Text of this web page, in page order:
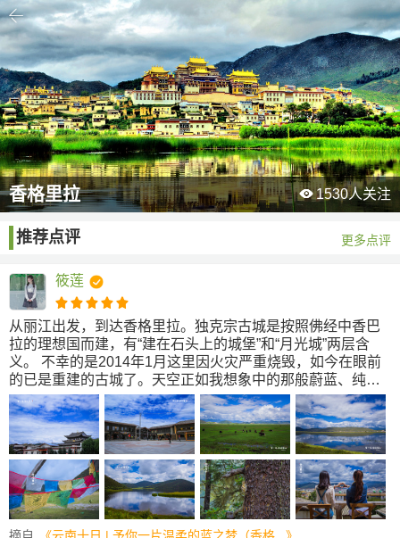

香格里拉 1530人关注
推荐点评 更多点评
筱莲
从丽江出发，到达香格里拉。独克宗古城是按照佛经中香巴
拉的理想国而建，有“建在石头上的城堡”和“月光城”两层含
义。 不幸的是2014年1月这里因火灾严重烧毁，如今在眼前
的已是重建的古城了。天空正如我想象中的那般蔚蓝、纯
净、通透。 正午的太阳晒在身上暖暖的，我们吃过饭后穿过
古城寻找提前订好的青旅。 入住后去纳帕海环湖，租了电瓶
车说走就走。租电瓶车价格会比大理稍贵一些，60-80元。纳
帕海伊拉草原，是滇西北最大的春季牧场，旱季是湿地草
甸，雨季是湖泊。无需门票。纳帕海，意料之外的美，格外
的欣喜。 第二天，提前在网上预定了古城到普达措的车票与
门票，总共260元，包括往返车票和公园门票，好处是往返的
车很方便，无须担心赶不上班车。从独克宗古城到普达措的